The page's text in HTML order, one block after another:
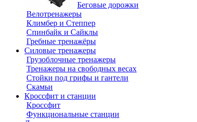
Беговые дорожки
Велотренажеры
Климбер и Степпер
Спинбайк и Сайклы
Гребные тренажёры
Силовые тренажеры
Грузоблочные тренажеры
Тренажеры на свободных весах
Стойки под грифы и гантели
Скамьи
Кроссфит и станции
Кроссфит
Функциональные станции